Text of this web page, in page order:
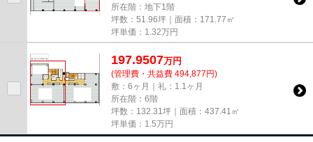
所在階：地下1階
坪数：51.96坪｜面積：171.77㎡
坪単価： 1.32万円
197.9507万円
(管理費・共益費 494,877円)
敷：6ヶ月｜礼：1.1ヶ月
所在階：6階
坪数：132.31坪｜面積：437.41㎡
坪単価： 1.5万円